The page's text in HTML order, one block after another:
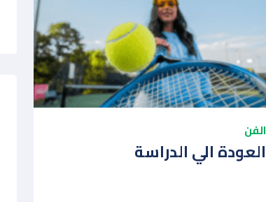
الفن
العودة الي الدراسة